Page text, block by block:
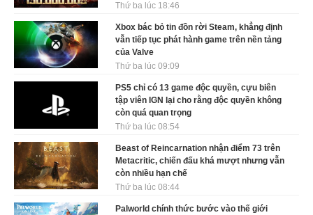
Thứ ba lúc 18:46
Xbox bác bỏ tin đồn rời Steam, khẳng định
vẫn tiếp tục phát hành game trên nền tảng
của Valve
Thứ ba lúc 09:09
PS5 chỉ có 13 game độc quyền, cựu biên
tập viên IGN lại cho rằng độc quyền không
còn quá quan trọng
Thứ ba lúc 08:54
Beast of Reincarnation nhận điểm 73 trên
Metacritic, chiến đấu khá mượt nhưng vẫn
còn nhiều hạn chế
Thứ ba lúc 08:44
Palworld chính thức bước vào thế giới